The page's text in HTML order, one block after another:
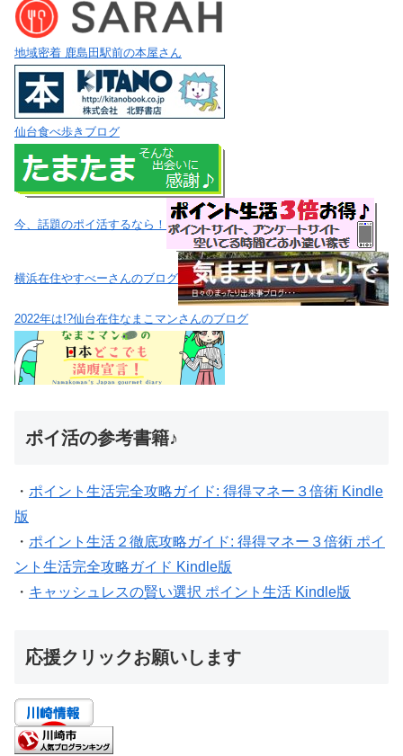
地域密着 鹿島田駅前の本屋さん
仙台食べ歩きブログ
今、話題のポイ活するなら！
横浜在住やすべーさんのブログ
2022年は!?仙台在住なまこマンさんのブログ
ポイ活の参考書籍♪
・ ポイント生活完全攻略ガイド: 得得マネー３倍術 Kindle
版
・ ポイント生活２徹底攻略ガイド: 得得マネー３倍術 ポイ
ント生活完全攻略ガイド Kindle版
・ キャッシュレスの賢い選択 ポイント生活 Kindle版
応援クリックお願いします